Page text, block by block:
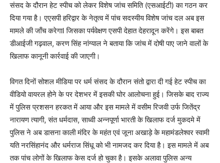
संसद के दौरान हेट स्पीच को लेकर विशेष जांच समिति (एसआईटी) का गठन कर
दिया गया है। एएसपी हरिद्वार के नेतृत्व में पांच सदस्यीय विशेष जांच दल अब इस
मामले की जाँच करेगाI जिसका पर्यवेक्षण एसपी देहात देहरादून करेंगे। इस बाबत
डीआईजी गढ़वाल, करण सिंह नांग्याल ने बताया कि जांच में दोषी पाए जाने वालों के
खिलाफ कानूनी कार्रवाई की जाएगी।
विगत दिनों सोशल मीडिया पर धर्म संसद के दौरान संतो द्वारा दी गई हेट स्पीच का
वीडियो वायरल होने के पर देशभर में इसकी घोर आलोचना हुई। जिसके बाद राज्य
में पुलिस प्रशसन हरकत में आया और इस मामले में वसीम रिजवी उर्फ जितेंद्र
नारायण त्यागी, संत धर्मदास, साध्वी अन्नपूर्णा भारती के खिलाफ दर्ज मुकदमे में
पुलिस ने अब डासना काली मंदिर के महंत एवं जूना अखाड़े के महामंडलेश्वर स्वामी
यति नरसिंहानंद और धर्मराज सिंधू को भी नामजद कर दिया है। इस मामले में अब
तक पांच लोगों के खिलाफ केस दर्ज हो चुका है। इसके अलावा पुलिस अन्य